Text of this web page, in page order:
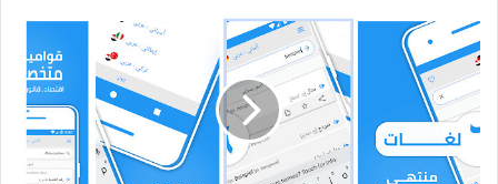
أفضل
5
تطبيقات
قواميس
عربي
الماني